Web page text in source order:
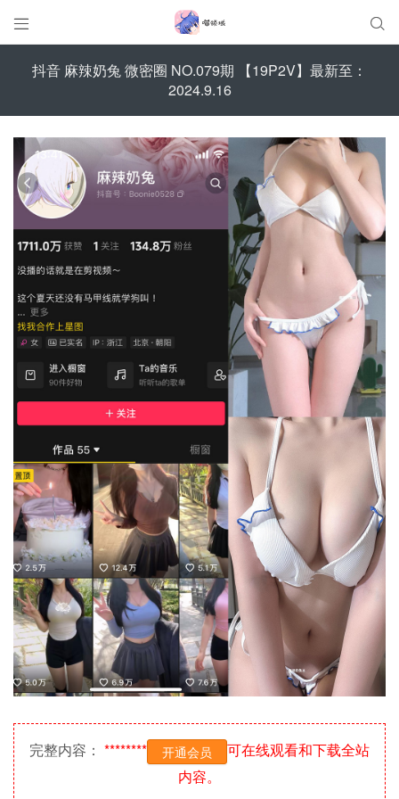
 
抖音 麻辣奶兔 微密圈 NO.079期 【19P2V】最新至：
2024.9.16
完整内容： ******** 开通会员
可在线观看和下载全站
内容。